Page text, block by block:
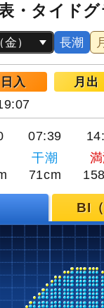
・タイドグ
長潮
日入 月出
07:39
干潮
71cm
BI